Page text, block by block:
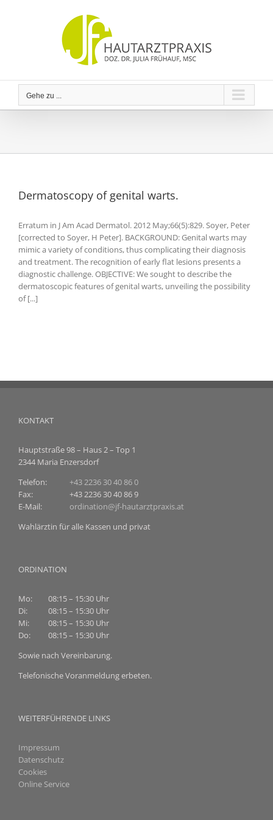
Gehe zu ...
Dermatoscopy of genital warts.
Erratum in J Am Acad Dermatol. 2012 May;66(5):829. Soyer, Peter
[corrected to Soyer, H Peter]. BACKGROUND: Genital warts may
mimic a variety of conditions, thus complicating their diagnosis
and treatment. The recognition of early flat lesions presents a
diagnostic challenge. OBJECTIVE: We sought to describe the
dermatoscopic features of genital warts, unveiling the possibility
of [...]
KONTAKT
Hauptstraße 98 – Haus 2 – Top 1
2344 Maria Enzersdorf
Telefon:
Fax:
E-Mail:
+43 2236 30 40 86 0
+43 2236 30 40 86 9
ordination@jf-hautarztpraxis.at
Wahlärztin für alle Kassen und privat
ORDINATION
Mo:
Di:
Mi:
Do:
08:15 – 15:30 Uhr
08:15 – 15:30 Uhr
08:15 – 15:30 Uhr
08:15 – 15:30 Uhr
Sowie nach Vereinbarung.
Telefonische Voranmeldung erbeten.
WEITERFÜHRENDE LINKS
Impressum
Datenschutz
Cookies
Online Service